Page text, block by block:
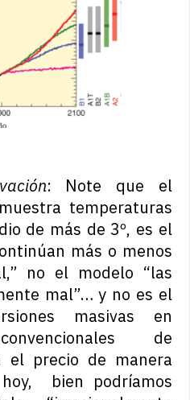
: Note que el
temperaturas
de más de 3º, es el
más o menos
no el modelo “las
mal”… y no es el
masivas en
de
el precio de manera
bien podríamos